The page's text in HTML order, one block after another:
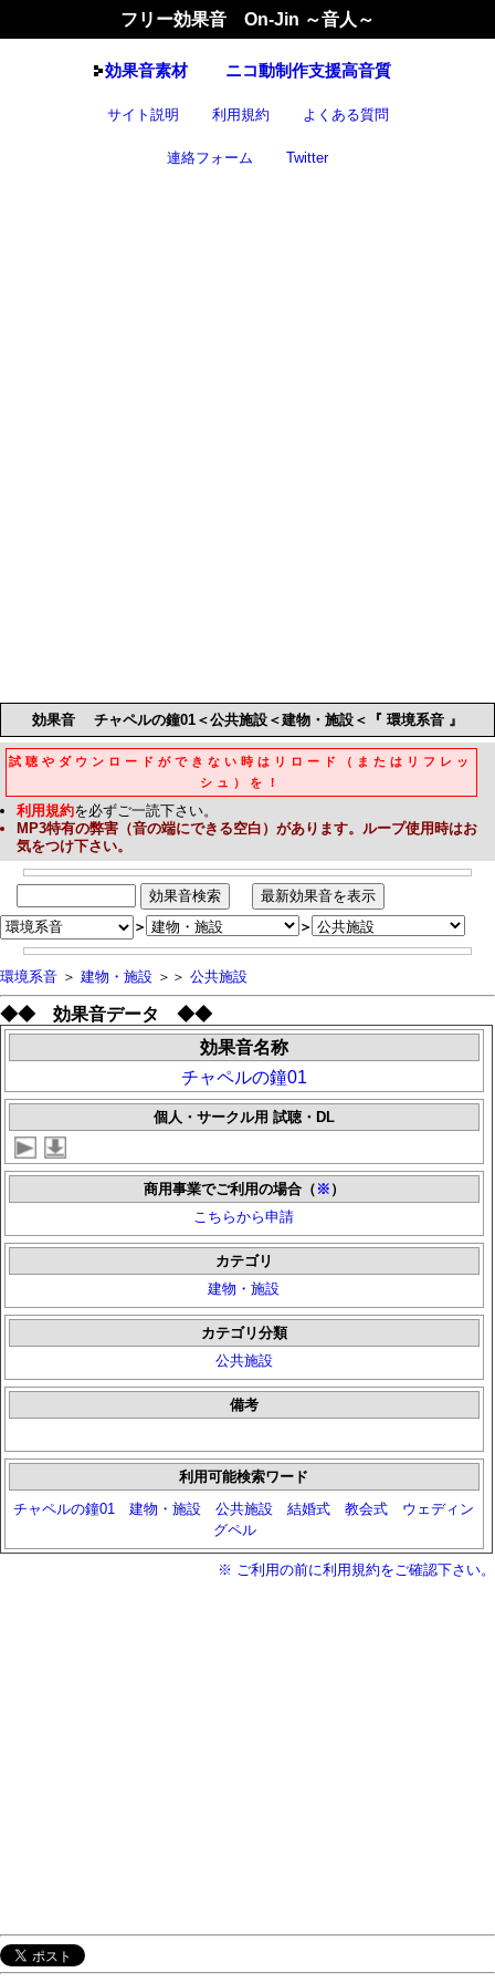
フリー効果音 On-Jin ～音人～
効果音素材 ニコ動制作支援高音質
サイト説明 利用規約 よくある質問
連絡フォーム Twitter
効果音チャペルの鐘01＜公共施設＜建物・施設＜『 環境系音 』
試聴やダウンロードができない時はリロード（またはリフレッ
シュ）を！
利用規約を必ずご一読下さい。
MP3特有の弊害（音の端にできる空白）があります。ループ使用時はお
気をつけ下さい。
＞ ＞
環境系音 ＞ 建物・施設 ＞＞ 公共施設
◆◆ 効果音データ ◆◆
効果音名称
チャペルの鐘01
個人・サークル用 試聴・DL
商用事業でご利用の場合（ ※ ）
こちらから申請
カテゴリ
建物・施設
カテゴリ分類
公共施設
備考
利用可能検索ワード
チャペルの鐘01
建物・施設 公共施設 結婚式 教会式
ウェディン
グペル
※ ご利用の前に利用規約をご確認下さい。